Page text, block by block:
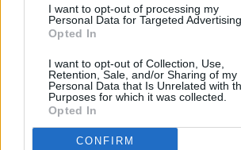
I want to opt-out of processing my
Personal Data for Targeted Advertising.
Opted In
I want to opt-out of Collection, Use,
Retention, Sale, and/or Sharing of my
Personal Data that Is Unrelated with
Purposes for which it was collected.
Opted In
CONFIRM
Faktycznie, w praktyce nowa
funkcjonowania służb
być silniej związana z rządem. Do
stopnia ograniczało to ich
jednocześnie zapobiegało
odpowiedzialności w przypadku
działań. Biorąc pod uwagę